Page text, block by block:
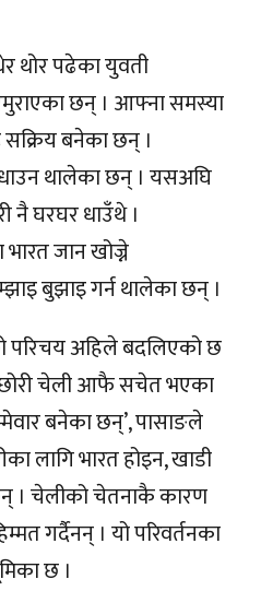
थोर पढेका युवती
छन् । आफ्ना समस्या
बनेका छन् ।
थालेका छन् । यसअघि
घरघर धाउँथे ।
जान खोज्ने
बुझाइ गर्न थालेका छन् ।
परिचय अहिले बदलिएको छ
चेली आफै सचेत भएका
बनेका छन्’, पासाङले
लागि भारत होइन, खाडी
। चेलीको चेतनाकै कारण
गर्दैनन् । यो परिवर्तनका
छ ।